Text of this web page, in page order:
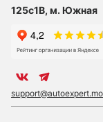
125с1В, м. Южная